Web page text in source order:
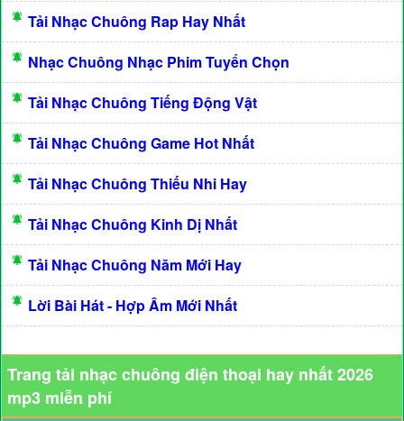
Tải Nhạc Chuông Rap Hay Nhất
Nhạc Chuông Nhạc Phim Tuyển Chọn
Tải Nhạc Chuông Tiếng Động Vật
Tải Nhạc Chuông Game Hot Nhất
Tải Nhạc Chuông Thiếu Nhi Hay
Tải Nhạc Chuông Kinh Dị Nhất
Tải Nhạc Chuông Năm Mới Hay
Lời Bài Hát - Hợp Âm Mới Nhất
Trang tải nhạc chuông điện thoại hay nhất 2026
mp3 miễn phí